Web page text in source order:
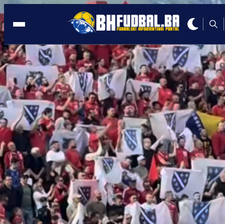
MOSTAR
09:08, 16.02.2024
Nemanja Bilbija napušta Zrinjski?!
Autor:
Redakcija
09:08, 16.02.2024